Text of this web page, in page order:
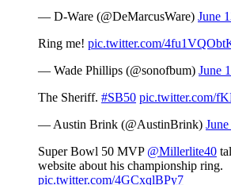
— D-Ware (@DeMarcusWare) June
Ring me! pic.twitter.com/
— Wade Phillips (@sonofbum) June
The Sheriff. #SB50 pic.twitter.com/
— Austin Brink (@AustinBrink)
Super Bowl 50 MVP @Millerlite40
website about his championship ring.
pic.twitter.com/4GCxqlBPy7